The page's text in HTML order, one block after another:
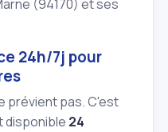
(94170) et ses
24h/7j pour
prévient pas. C'est
disponible 24